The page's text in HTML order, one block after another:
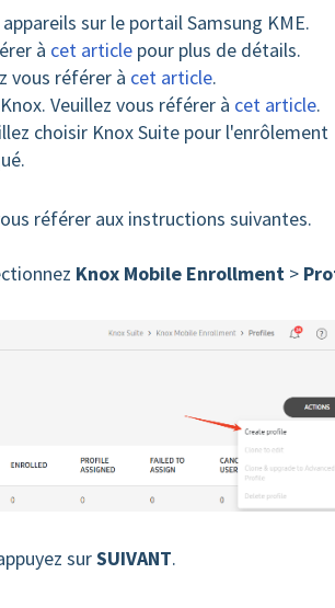
sur le portail Samsung KME.
à cet article pour plus de détails.
vous référer à cet article.
Veuillez vous référer à cet article.
choisir Knox Suite pour l'enrôlement
référer aux instructions suivantes.
Knox Mobile Enrollment >
surSUIVANT.